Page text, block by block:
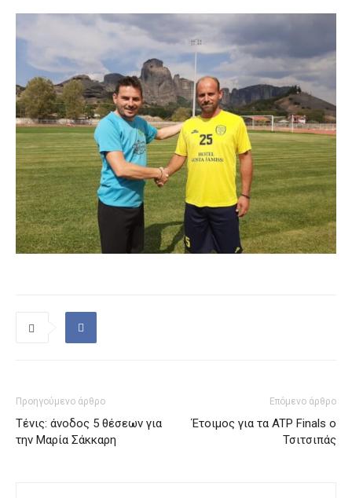
Προηγούμενο άρθρο
Τένις: άνοδος 5 θέσεων για
την Μαρία Σάκκαρη
Επόμενο άρθρο
Έτοιμος για τα ATP Finals ο
Τσιτσιπάς